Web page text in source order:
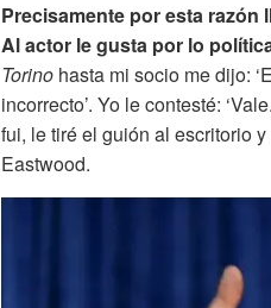
Precisamente por esta razón
Al actor le gusta por lo
Torino hasta mi socio me dijo:
incorrecto’. Yo le contesté:
fui, le tiré el guión al escritorio
Eastwood.